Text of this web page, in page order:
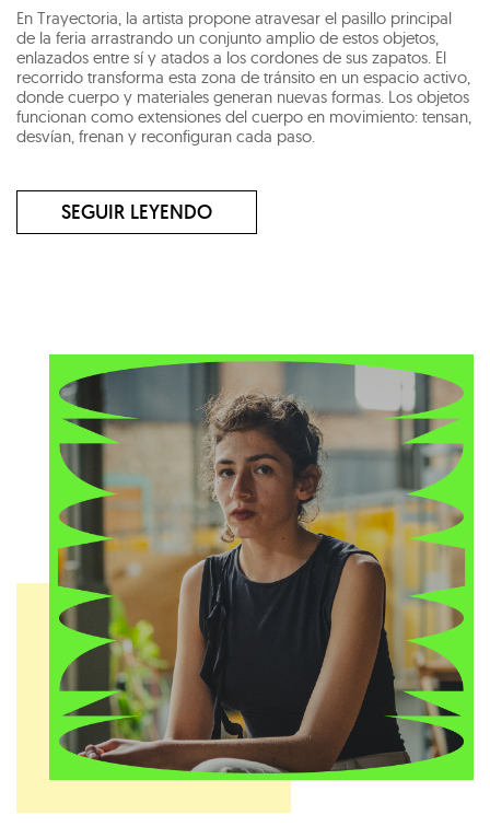
En Trayectoria, la artista propone atravesar el pasillo principal
de la feria arrastrando un conjunto amplio de estos objetos,
enlazados entre sí y atados a los cordones de sus zapatos. El
recorrido transforma esta zona de tránsito en un espacio activo,
donde cuerpo y materiales generan nuevas formas. Los objetos
funcionan como extensiones del cuerpo en movimiento: tensan,
desvían, frenan y reconfiguran cada paso.
SEGUIR LEYENDO